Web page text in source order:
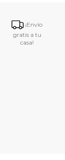
¡Envío
gratis a tu
casa!